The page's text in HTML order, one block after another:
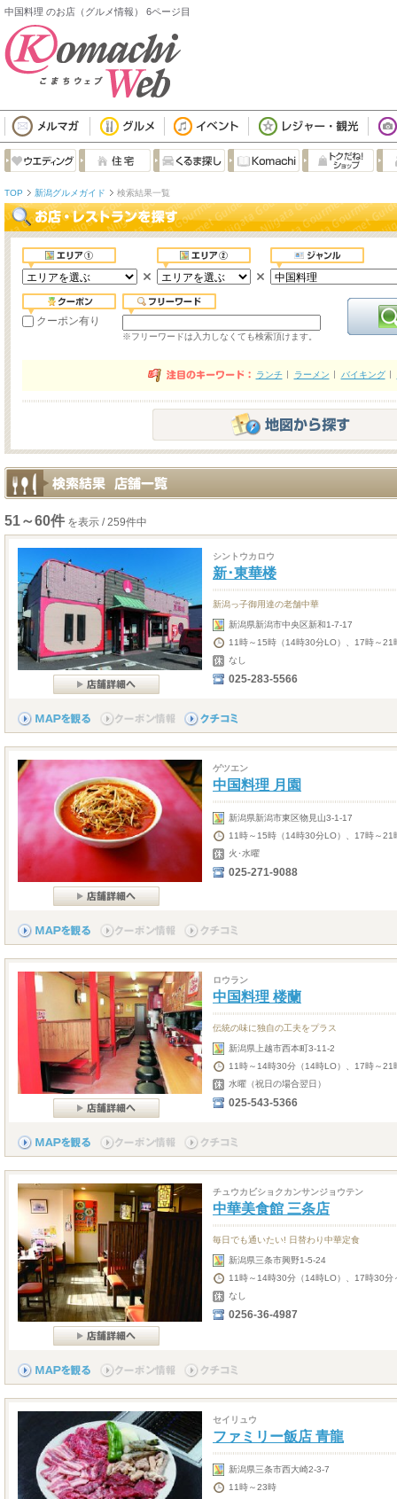
中国料理 のお店（グルメ情報） 6ページ目
TOP 新潟グルメガイド 検索結果一覧
クーポン有り
※フリーワードは入力しなくても検索頂けます。
ランチ ラーメン バイキング
51～60件 を表示 / 259件中
シントウカロウ
新･東華楼
新潟っ子御用達の老舗中華
新潟県新潟市中央区新和1-7-17
11時～15時（14時30分LO）、17時～21
なし
025-283-5566
ゲツエン
中国料理 月園
新潟県新潟市東区物見山3-1-17
11時～15時（14時30分LO）、17時～21
火･水曜
025-271-9088
ロウラン
中国料理 楼蘭
伝統の味に独自の工夫をプラス
新潟県上越市西本町3-11-2
11時～14時30分（14時LO）、17時～21
水曜（祝日の場合翌日）
025-543-5366
チュウカビショクカンサンジョウテン
中華美食館 三条店
毎日でも通いたい! 日替わり中華定食
新潟県三条市興野1-5-24
11時～14時30分（14時LO）、17時30
なし
0256-36-4987
セイリュウ
ファミリー飯店 青龍
新潟県三条市西大崎2-3-7
11時～23時